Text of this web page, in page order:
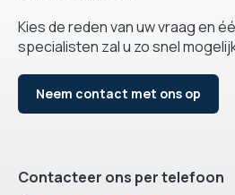
Kies de reden van uw vraag en
specialisten zal u zo snel
Neem contact met ons op
Contacteer ons per telefoon